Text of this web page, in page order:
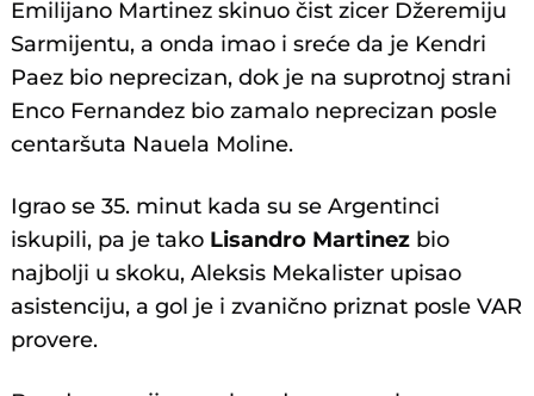
Emilijano Martinez skinuo čist zicer Džeremiju
Sarmijentu, a onda imao i sreće da je Kendri
Paez bio neprecizan, dok je na suprotnoj strani
Enco Fernandez bio zamalo neprecizan posle
centaršuta Nauela Moline.
Igrao se 35. minut kada su se Argentinci
iskupili, pa je tako Lisandro Martinez bio
najbolji u skoku, Aleksis Mekalister upisao
asistenciju, a gol je i zvanično priznat posle VAR
provere.